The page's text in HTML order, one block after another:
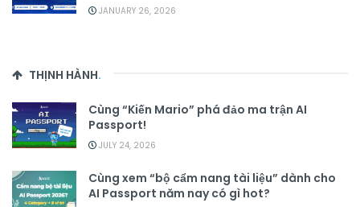
JANUARY 26, 2026
THỊNH HÀNH.
Cùng “Kiến Mario” phá đảo ma trận AI
Passport!
JULY 24, 2026
Cùng xem “bộ cẩm nang tài liệu” dành cho
AI Passport năm nay có gì hot?